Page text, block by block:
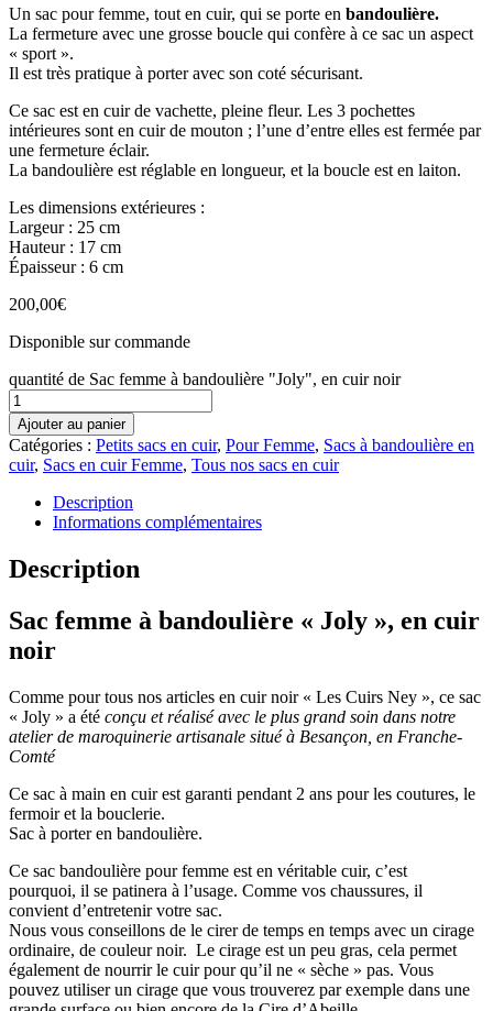
Un sac pour femme, tout en cuir, qui se porte en bandoulière.
La fermeture avec une grosse boucle qui confère à ce sac un aspect
« sport ».
Il est très pratique à porter avec son coté sécurisant.
Ce sac est en cuir de vachette, pleine fleur. Les 3 pochettes
intérieures sont en cuir de mouton ; l’une d’entre elles est fermée par
une fermeture éclair.
La bandoulière est réglable en longueur, et la boucle est en laiton.
Les dimensions extérieures :
Largeur : 25 cm
Hauteur : 17 cm
Épaisseur : 6 cm
200,00€
Disponible sur commande
quantité de Sac femme à bandoulière "Joly", en cuir noir
Ajouter au panier
Catégories : Petits sacs en cuir, Pour Femme, Sacs à bandoulière en
cuir, Sacs en cuir Femme, Tous nos sacs en cuir
Description
Informations complémentaires
Description
Sac femme à bandoulière « Joly », en cuir
noir
Comme pour tous nos articles en cuir noir « Les Cuirs Ney », ce sac
« Joly » a été conçu et réalisé avec le plus grand soin dans notre
atelier de maroquinerie artisanale situé à Besançon, en Franche-
Comté
Ce sac à main en cuir est garanti pendant 2 ans pour les coutures, le
fermoir et la bouclerie.
Sac à porter en bandoulière.
Ce sac bandoulière pour femme est en véritable cuir, c’est
pourquoi, il se patinera à l’usage. Comme vos chaussures, il
convient d’entretenir votre sac.
Nous vous conseillons de le cirer de temps en temps avec un cirage
ordinaire, de couleur noir. Le cirage est un peu gras, cela permet
également de nourrir le cuir pour qu’il ne « sèche » pas. Vous
pouvez utiliser un cirage que vous trouverez par exemple dans une